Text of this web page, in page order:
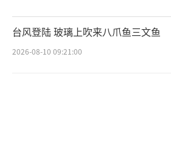
台风登陆 玻璃上吹来八爪鱼三文鱼
2026-08-10 09:21:00